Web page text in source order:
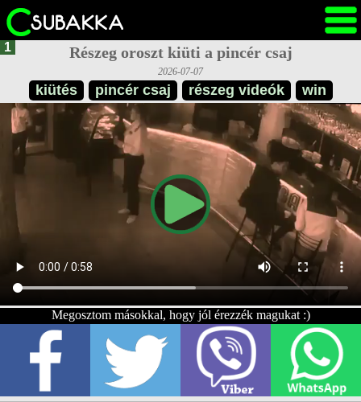
1 Részeg oroszt kiüti a pincér csaj
2026-07-07
kiütés pincér csaj részeg videók win
Megosztom másokkal, hogy jól érezzék magukat :)